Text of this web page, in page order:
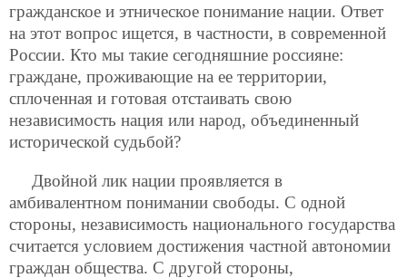
гражданское и этническое понимание нации. Ответ
на этот вопрос ищется, в частности, в современной
России. Кто мы такие сегодняшние россияне:
граждане, проживающие на ее территории,
сплоченная и готовая отстаивать свою
независимость нация или народ, объединенный
исторической судьбой?
Двойной лик нации проявляется в
амбивалентном понимании свободы. С одной
стороны, независимость национального государства
считается условием достижения частной автономии
граждан общества. С другой стороны,